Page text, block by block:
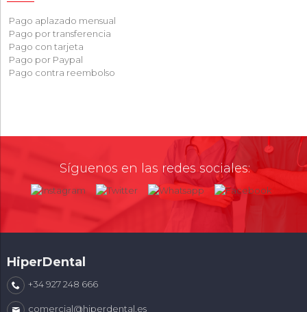
Pago aplazado mensual
Pago por transferencia
Pago con tarjeta
Pago por Paypal
Pago contra reembolso
Síguenos en las redes sociales:
HiperDental
+34 927 248 666
comercial@hiperdental.es